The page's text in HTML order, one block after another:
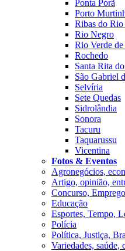
Ponta Porã
Porto
Ribas do Rio
Rio Negro
Rio Verde
Rochedo
Santa Rita
São Gabriel
Selvíria
Sete Quedas
Sidrolândia
Sonora
Tacuru
Taquarussu
Vicentina
Fotos & Eventos
Agronegócios,
Artigo, opinião,
Concurso,
Educação
Esportes, Tempo,
Polícia
Política, Justiça,
Variedades, saúde,